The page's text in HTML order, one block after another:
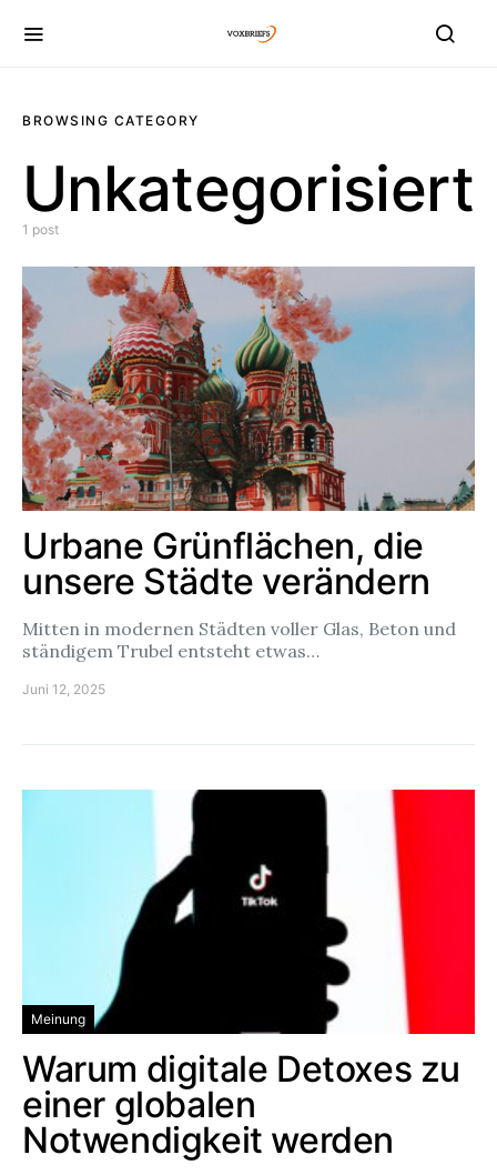
BROWSING CATEGORY
Unkategorisiert
1 post
Urbane Grünflächen, die
unsere Städte verändern
Mitten in modernen Städten voller Glas, Beton und
ständigem Trubel entsteht etwas…
Juni 12, 2025
Meinung
Warum digitale Detoxes zu
einer globalen
Notwendigkeit werden